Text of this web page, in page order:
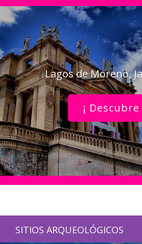
Lagos de Moreno,
¡ Descubre
SITIOS ARQUEOLÓGICOS